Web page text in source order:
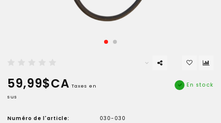
59,99$CA Taxes en
sus
En stock
Numéro de l'article:
030-030